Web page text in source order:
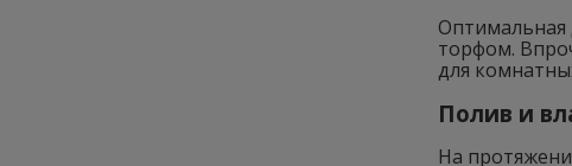
Оптимальная
торфом.
для
Полив и
На